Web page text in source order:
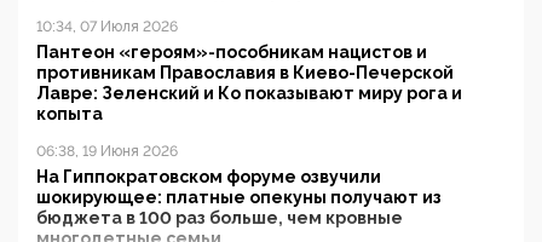
10:34, 07 Июля 2026
Пантеон «героям»-пособникам нацистов и
противникам Православия в Киево-Печерской
Лавре: Зеленский и Ко показывают миру рога и
копыта
06:38, 19 Июня 2026
На Гиппократовском форуме озвучили
шокирующее: платные опекуны получают из
бюджета в 100 раз больше, чем кровные